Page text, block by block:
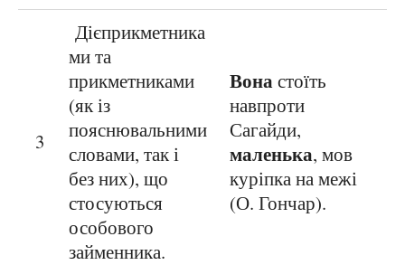
3
Дієприкметника
ми та
прикметниками
(як із
пояснювальними
словами, так і
без них), що
стосуються
особового
займенника.
Вонастоїть
навпроти
Сагайди,
маленька, мов
куріпка на межі
(О. Гончар).